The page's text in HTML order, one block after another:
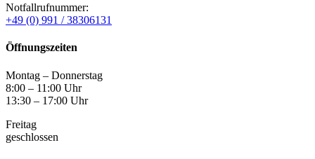
Notfallrufnummer:
+49 (0) 991 / 38306131
Öffnungszeiten
Montag – Donnerstag
8:00 – 11:00 Uhr
13:30 – 17:00 Uhr
Freitag
geschlossen